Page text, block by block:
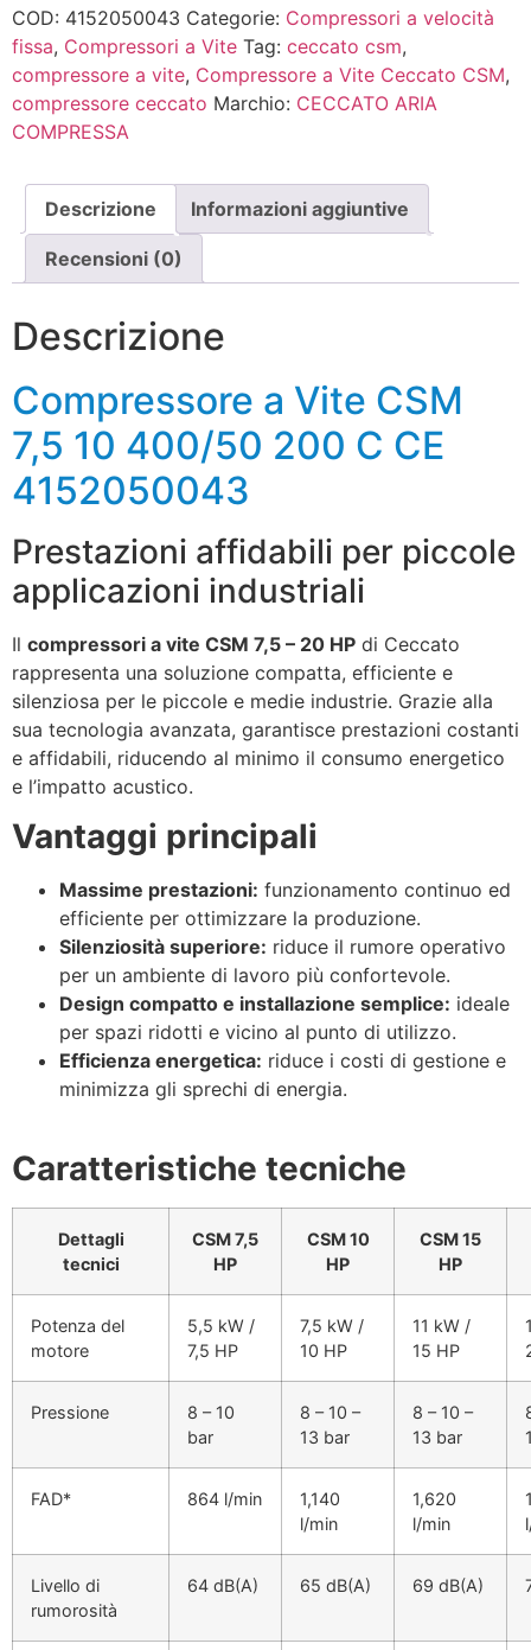
COD: 4152050043 Categorie: Compressori a velocità
fissa, Compressori a Vite Tag: ceccato csm,
compressore a vite, Compressore a Vite Ceccato CSM,
compressore ceccato Marchio: CECCATO ARIA
COMPRESSA
Descrizione Informazioni aggiuntive
Recensioni (0)
Descrizione
Compressore a Vite CSM
7,5 10 400/50 200 C CE
4152050043
Prestazioni affidabili per piccole
applicazioni industriali
Il compressori a vite CSM 7,5 – 20 HP di Ceccato
rappresenta una soluzione compatta, efficiente e
silenziosa per le piccole e medie industrie. Grazie alla
sua tecnologia avanzata, garantisce prestazioni costanti
e affidabili, riducendo al minimo il consumo energetico
e l’impatto acustico.
Vantaggi principali
Massime prestazioni: funzionamento continuo ed
efficiente per ottimizzare la produzione.
Silenziosità superiore: riduce il rumore operativo
per un ambiente di lavoro più confortevole.
Design compatto e installazione semplice: ideale
per spazi ridotti e vicino al punto di utilizzo.
Efficienza energetica: riduce i costi di gestione e
minimizza gli sprechi di energia.
Caratteristiche tecniche
Dettagli
tecnici
CSM 7,5
HP
CSM 10
HP
CSM 15
HP
Potenza del
motore
5,5 kW /
7,5 HP
7,5 kW /
10 HP
11 kW /
15 HP
Pressione
8 – 10
bar
8 – 10 –
13 bar
8 – 10 –
13 bar
FAD* 864 l/min
1,140
l/min
1,620
l/min
Livello di
rumorosità
64 dB(A) 65 dB(A) 69 dB(A)